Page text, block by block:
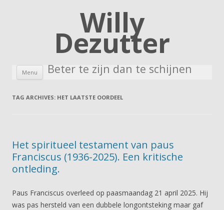
Willy
Dezutter
Beter te zijn dan te schijnen
Menu Skip to content
TAG ARCHIVES: HET LAATSTE OORDEEL
Het spiritueel testament van paus
Franciscus (1936-2025). Een kritische
ontleding.
Paus Franciscus overleed op paasmaandag 21 april 2025. Hij
was pas hersteld van een dubbele longontsteking maar gaf